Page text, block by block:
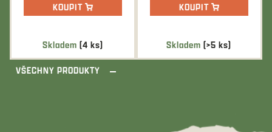
Skladem(4 ks)
KOUPIT
Skladem(>5 ks)
KOUPIT
VŠECHNY PRODUKTY